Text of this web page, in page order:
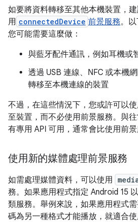
如要將資料轉移至其他本機裝置，
用 connectedDevice 前景服務。
您可能需要這麼做：
與藍牙配件通訊，例如耳機或
透過 USB 連線、NFC 或本機
轉移至本機連線的裝置
不過，在這些情況下，您或許可以
至裝置，而不必使用前景服務。與
有專用 API 可用，通常會比使用前景
使用新的媒體處理前景服務
如需處理媒體資料，可以使用
務。如果應用程式指定 Android 15
類服務。舉例來說，如果應用程式
碼為另一種格式才能播放，就適合